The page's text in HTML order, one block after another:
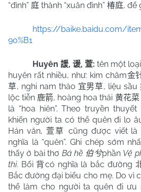
“đình” 庭 thành “xuân đình” 椿庭, để
https://baike.baidu.com/
90%B1
Huyên 諼, 谖, 萱: tên một
huyên rất nhiều, như: kim châm金
草, nghi nam thảo 宜男草, liệu sầu
lộc tiễn 鹿箭, hoàng hoa thái 黄花菜
là “hoa hiên”. Theo truyền
khiến người ta có thể quên đi lo
Hán văn, 萱草 cũng được viết là
nghĩa là “quên”. Ghi chép sớm
thấy ở bài thơ Bá hề 伯兮phần Vệ
thi. Bối 背có nghĩa là bắc đường
Bắc đường đại biểu cho mẹ. Do vì
thể làm cho người ta quên đi ưu